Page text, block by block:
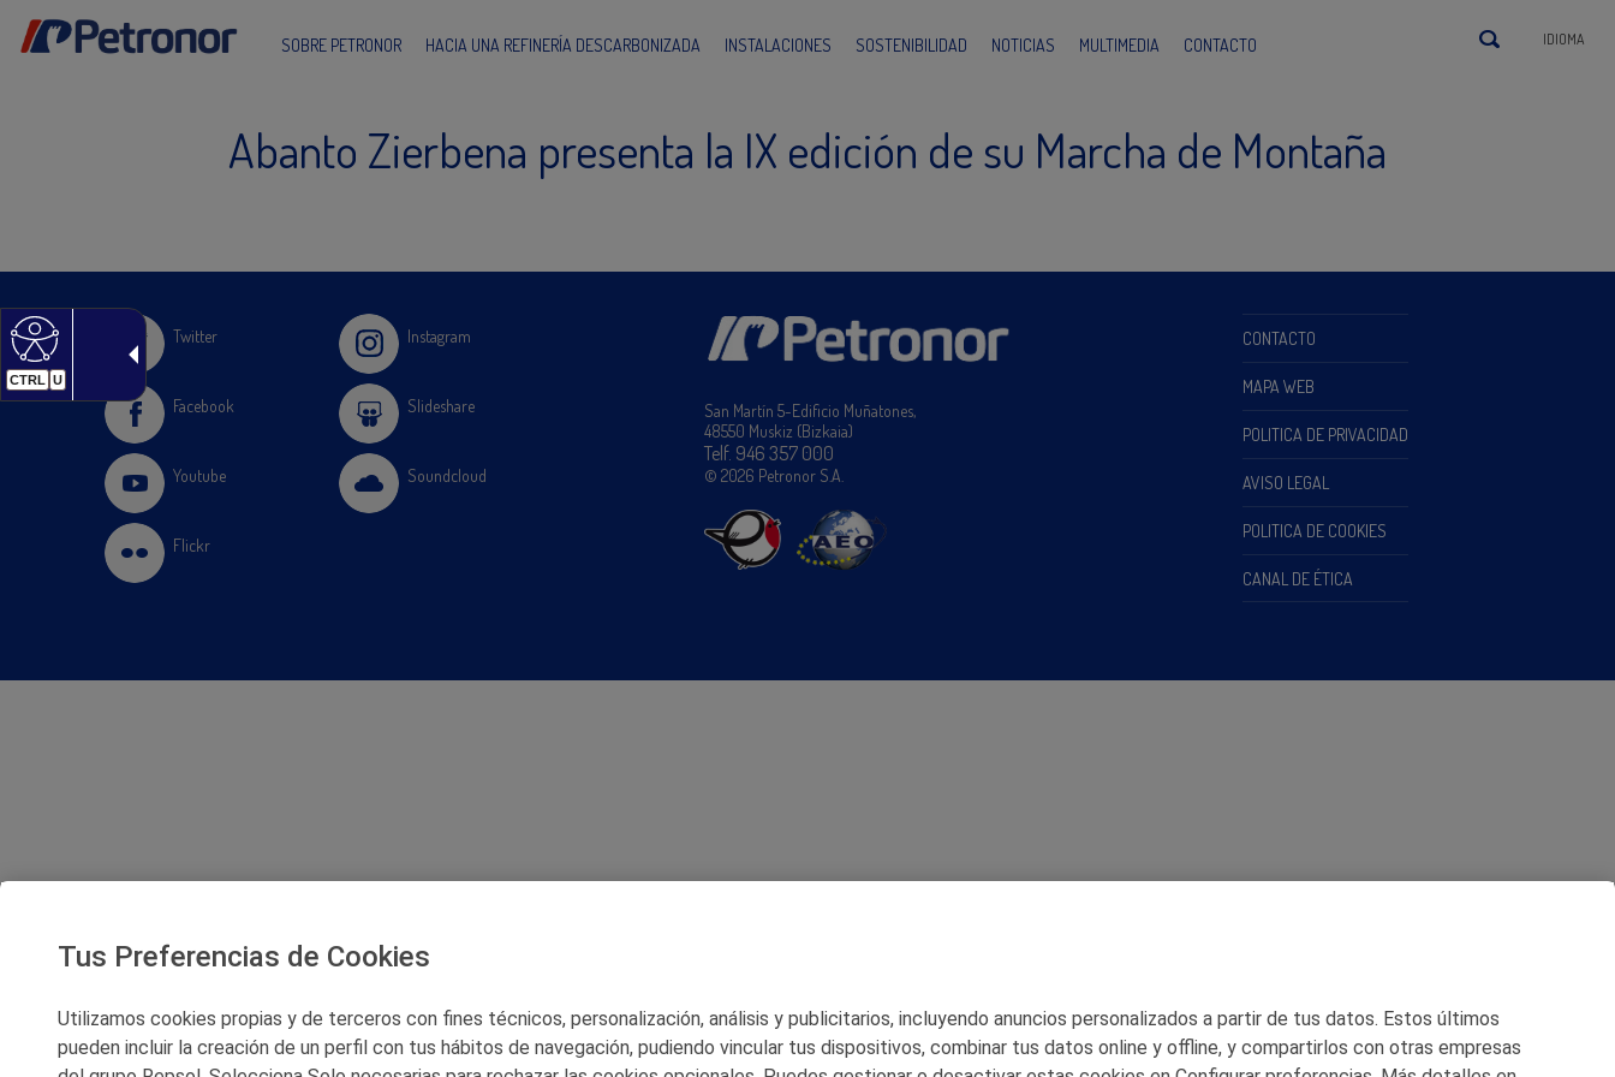
CTRL U
SOBRE PETRONOR HACIA UNA REFINERÍA DESCARBONIZADA INSTALACIONES SOSTENIBILIDAD NOTICIAS MULTIMEDIA CONTACTO IDIOMA
Abanto Zierbena presenta la IX edición de su Marcha de Montaña
Twitter
Facebook
Youtube
Flickr
Instagram
Slideshare
Soundcloud
San Martín 5-Edificio Muñatones,
48550 Muskiz (Bizkaia)
Telf. 946 357 000
© 2026 Petronor S.A.
CONTACTO
MAPA WEB
POLITICA DE PRIVACIDAD
AVISO LEGAL
POLITICA DE COOKIES
CANAL DE ÉTICA
Tus Preferencias de Cookies
Utilizamos cookies propias y de terceros con fines técnicos, personalización, análisis y publicitarios, incluyendo anuncios personalizados a partir de tus datos. Estos últimos
pueden incluir la creación de un perfil con tus hábitos de navegación, pudiendo vincular tus dispositivos, combinar tus datos online y offline, y compartirlos con otras empresas